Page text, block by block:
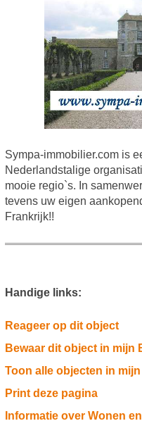
Sympa-immobilier.com is
Nederlandstalige
mooie regio`s. In
tevens uw eigen
Frankrijk!!
Handige links:
Reageer op dit object
Bewaar dit object in mijn
Toon alle objecten in
Print deze pagina
Informatie over Wonen